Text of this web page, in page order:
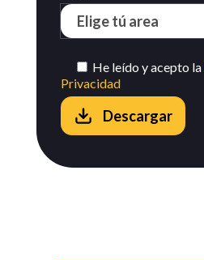
He leído y acepto la
Privacidad
Descargar